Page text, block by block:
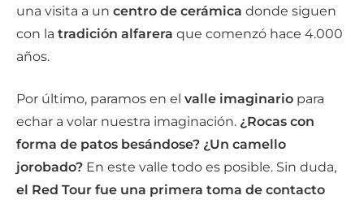
una visita a un centro de cerámica donde siguen
con la tradición alfarera que comenzó hace 4.000
años.
Por último, paramos en el valle imaginario para
echar a volar nuestra imaginación. ¿Rocas con
forma de patos besándose? ¿Un camello
jorobado? En este valle todo es posible. Sin duda,
el Red Tour fue una primera toma de contacto